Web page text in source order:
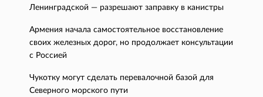
Ленинградской — разрешают заправку в канистры
Армения начала самостоятельное восстановление
своих железных дорог, но продолжает консультации
с Россией
Чукотку могут сделать перевалочной базой для
Северного морского пути